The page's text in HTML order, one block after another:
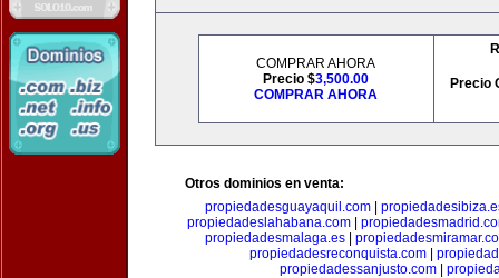
COMPRAR AHORA
Precio $3,500.00
COMPRAR AHORA
Precio
Otros dominios en venta:
propiedadesguayaquil.com
propiedadeslahabana.com|
propiedadesmalaga.es|
propiedadesreconquista.com
propiedadessanjusto.com